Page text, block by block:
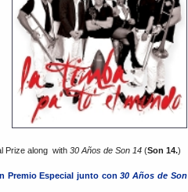
Prize along with 30 Años de Son 14(Son 14.)
Premio Especial junto con30 Años de Son